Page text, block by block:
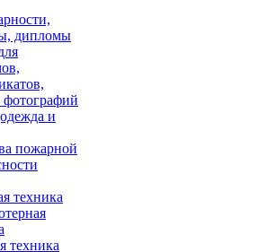
дипломы
фотографий
и
пожарной
техника
техника